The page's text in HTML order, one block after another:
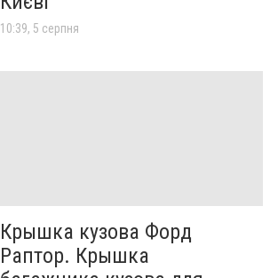
10:39, 5 серпня
Крышка кузова Форд
Раптор. Крышка